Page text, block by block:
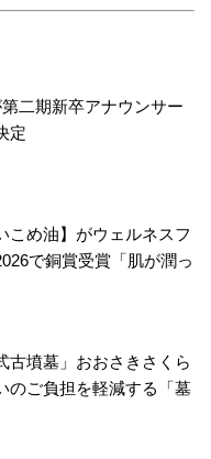
第二期新卒アナウンサー
定
こめ油】がウェルネスフ
で銅賞受賞「肌が潤っ
古墳墓」おおさきさくら
のご負担を軽減する「墓